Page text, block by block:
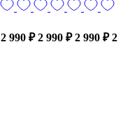
2 990 ₽ 2 990 ₽ 2 990 ₽ 2